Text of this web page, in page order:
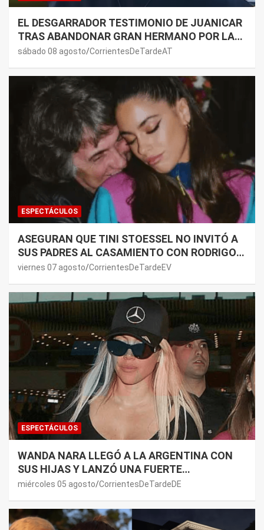
EL DESGARRADOR TESTIMONIO DE JUANICAR
TRAS ABANDONAR GRAN HERMANO POR LA
SALUD DE SU MAMÁ.
sábado 08 agosto CorrientesDeTardeAT
ESPECTÁCULOS
ASEGURAN QUE TINI STOESSEL NO INVITÓ A
SUS PADRES AL CASAMIENTO CON RODRIGO
DE PAUL: LOS MOTIVOS
viernes 07 agosto CorrientesDeTardeEV
ESPECTÁCULOS
WANDA NARA LLEGÓ A LA ARGENTINA CON
SUS HIJAS Y LANZÓ UNA FUERTE
PREMONICIÓN SOBRE MAURO ICARDI
miércoles 05 agosto CorrientesDeTardeDE